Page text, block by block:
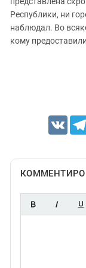
Республики, ни
наблюдал. Во
кому
VK